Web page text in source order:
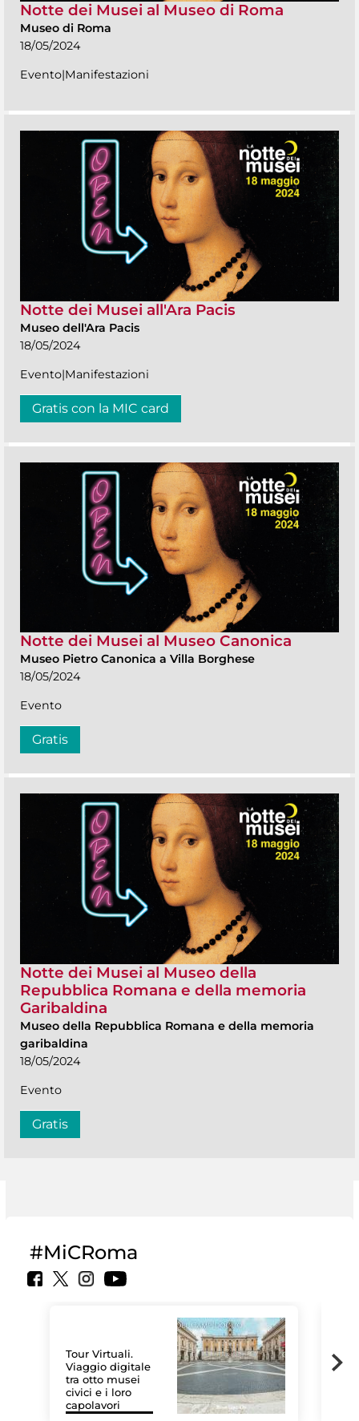
Notte dei Musei al Museo di Roma
Museo di Roma
18/05/2024
Evento|Manifestazioni
Notte dei Musei all'Ara Pacis
Museo dell'Ara Pacis
18/05/2024
Evento|Manifestazioni
Gratis con la MIC card
Notte dei Musei al Museo Canonica
Museo Pietro Canonica a Villa Borghese
18/05/2024
Evento
Gratis
Notte dei Musei al Museo della
Repubblica Romana e della memoria
Garibaldina
Museo della Repubblica Romana e della memoria
garibaldina
18/05/2024
Evento
Gratis
#MiCRoma
Tour Virtuali.
Viaggio digitale
tra otto musei
civici e i loro
capolavori